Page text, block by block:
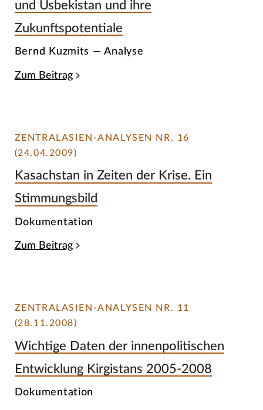
und Usbekistan und ihre
Zukunftspotentiale
Bernd Kuzmits — Analyse
Zum Beitrag
ZENTRALASIEN-ANALYSEN NR. 16
(24.04.2009)
Kasachstan in Zeiten der Krise. Ein
Stimmungsbild
Dokumentation
Zum Beitrag
ZENTRALASIEN-ANALYSEN NR. 11
(28.11.2008)
Wichtige Daten der innenpolitischen
Entwicklung Kirgistans 2005-2008
Dokumentation